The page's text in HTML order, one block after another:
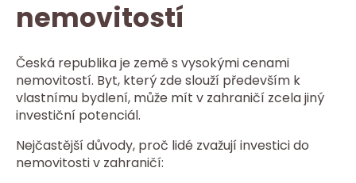
nemovitostí
Česká republika je země s vysokými cenami
nemovitostí. Byt, který zde slouží především k
vlastnímu bydlení, může mít v zahraničí zcela jiný
investiční potenciál.
Nejčastější důvody, proč lidé zvažují investici do
nemovitosti v zahraničí: